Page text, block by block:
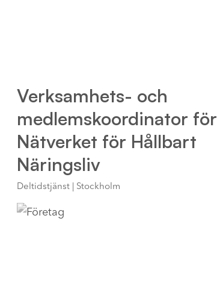
Verksamhets- och
medlemskoordinator för
Nätverket för Hållbart
Näringsliv
Deltidstjänst | Stockholm